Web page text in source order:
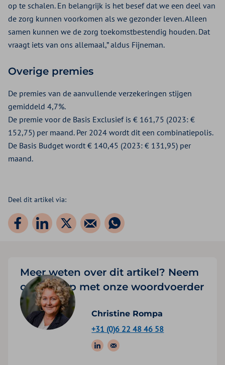
op te schalen. En belangrijk is het besef dat we een deel van
de zorg kunnen voorkomen als we gezonder leven. Alleen
samen kunnen we de zorg toekomstbestendig houden. Dat
vraagt iets van ons allemaal,” aldus Fijneman.
Overige premies
De premies van de aanvullende verzekeringen stijgen
gemiddeld 4,7%.
De premie voor de Basis Exclusief is € 161,75 (2023: €
152,75) per maand. Per 2024 wordt dit een combinatiepolis.
De Basis Budget wordt € 140,45 (2023: € 131,95) per
maand.
Deel dit artikel via:
Meer weten over dit artikel? Neem
contact op met onze woordvoerder
Christine Rompa
+31 (0)6 22 48 46 58
Volg ons op: LinkedIn
Stuur een e-mail